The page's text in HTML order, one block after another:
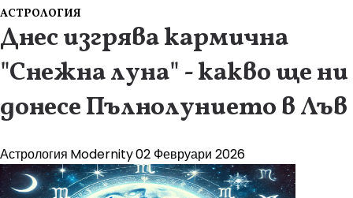
АСТРОЛОГИЯ
Днес изгрява кармична
"Снежна луна" - какво ще ни
донесе Пълнолунието в Лъв
Астрология Modernity02 Февруари 2026